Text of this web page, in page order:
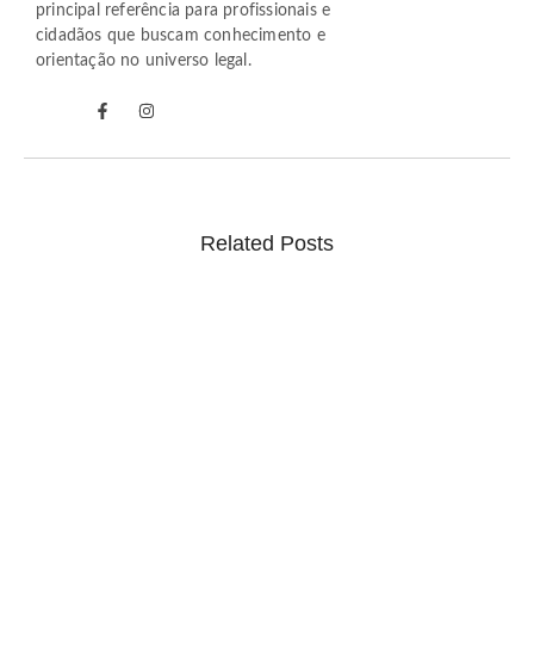
principal referência para profissionais e
cidadãos que buscam conhecimento e
orientação no universo legal.
Related Posts